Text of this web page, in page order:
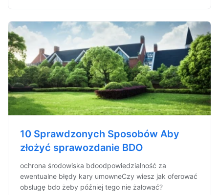
10 Sprawdzonych Sposobów Aby
złożyć sprawozdanie BDO
ochrona środowiska bdoodpowiedzialność za
ewentualne błędy kary umowneCzy wiesz jak oferować
obsługę bdo żeby później tego nie żałować?